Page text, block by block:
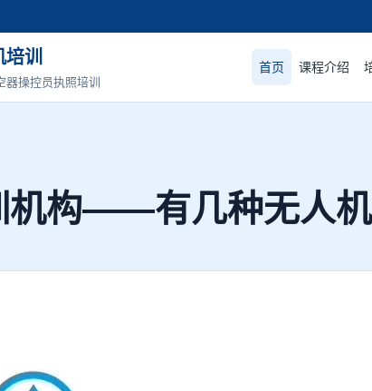
训
操控员执照培训
首页 课程介绍
机构——有几种无人机